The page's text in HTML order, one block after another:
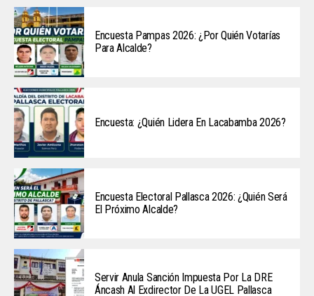
Encuesta Pampas 2026: ¿Por Quién Votarías
Para Alcalde?
Encuesta: ¿Quién Lidera En Lacabamba 2026?
Encuesta Electoral Pallasca 2026: ¿Quién Será
El Próximo Alcalde?
Servir Anula Sanción Impuesta Por La DRE
Áncash Al Exdirector De La UGEL Pallasca